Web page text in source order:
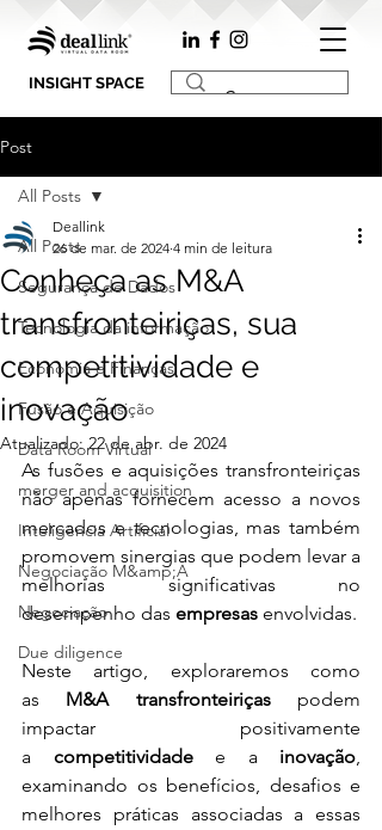
INSIGHT SPACE
Post
All Posts
Segurança de Dados
Tecnologia da informação
Economia e Finanças
Fusão e Aquisição
Data Room Virtual
merger and acquisition
Inteligência Artificial
Negociação M&amp;A
Negociação
Due diligence
All Posts
Conheça as M&A
transfronteiriças, sua
competitividade e
inovação
Deallink
26 de mar. de 2024 4 min de leitura
Atualizado:22 de abr. de 2024
As fusões e aquisições transfronteiriças
não apenas fornecem acesso a novos
mercados e tecnologias, mas também
promovem sinergias que podem levar a
melhorias significativas no
desempenho das empresas envolvidas.
Neste artigo, exploraremos como
as M&A transfronteiriças podem
impactar positivamente
a competitividade e a inovação,
examinando os benefícios, desafios e
melhores práticas associadas a essas